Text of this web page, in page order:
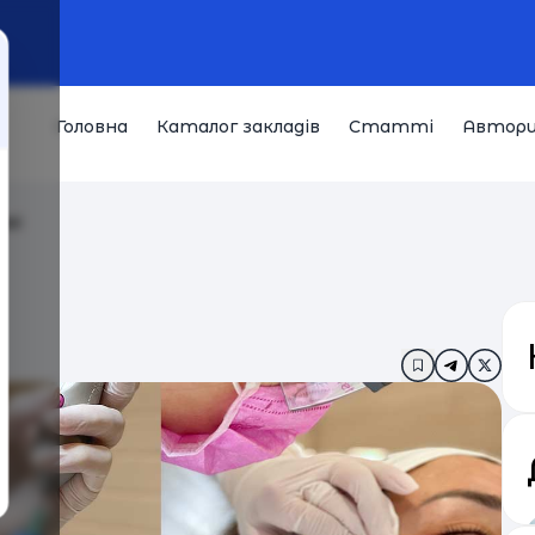
Головна Каталог закладів Статті
Додати в